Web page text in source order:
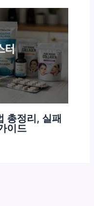
총정리, 실패
이드